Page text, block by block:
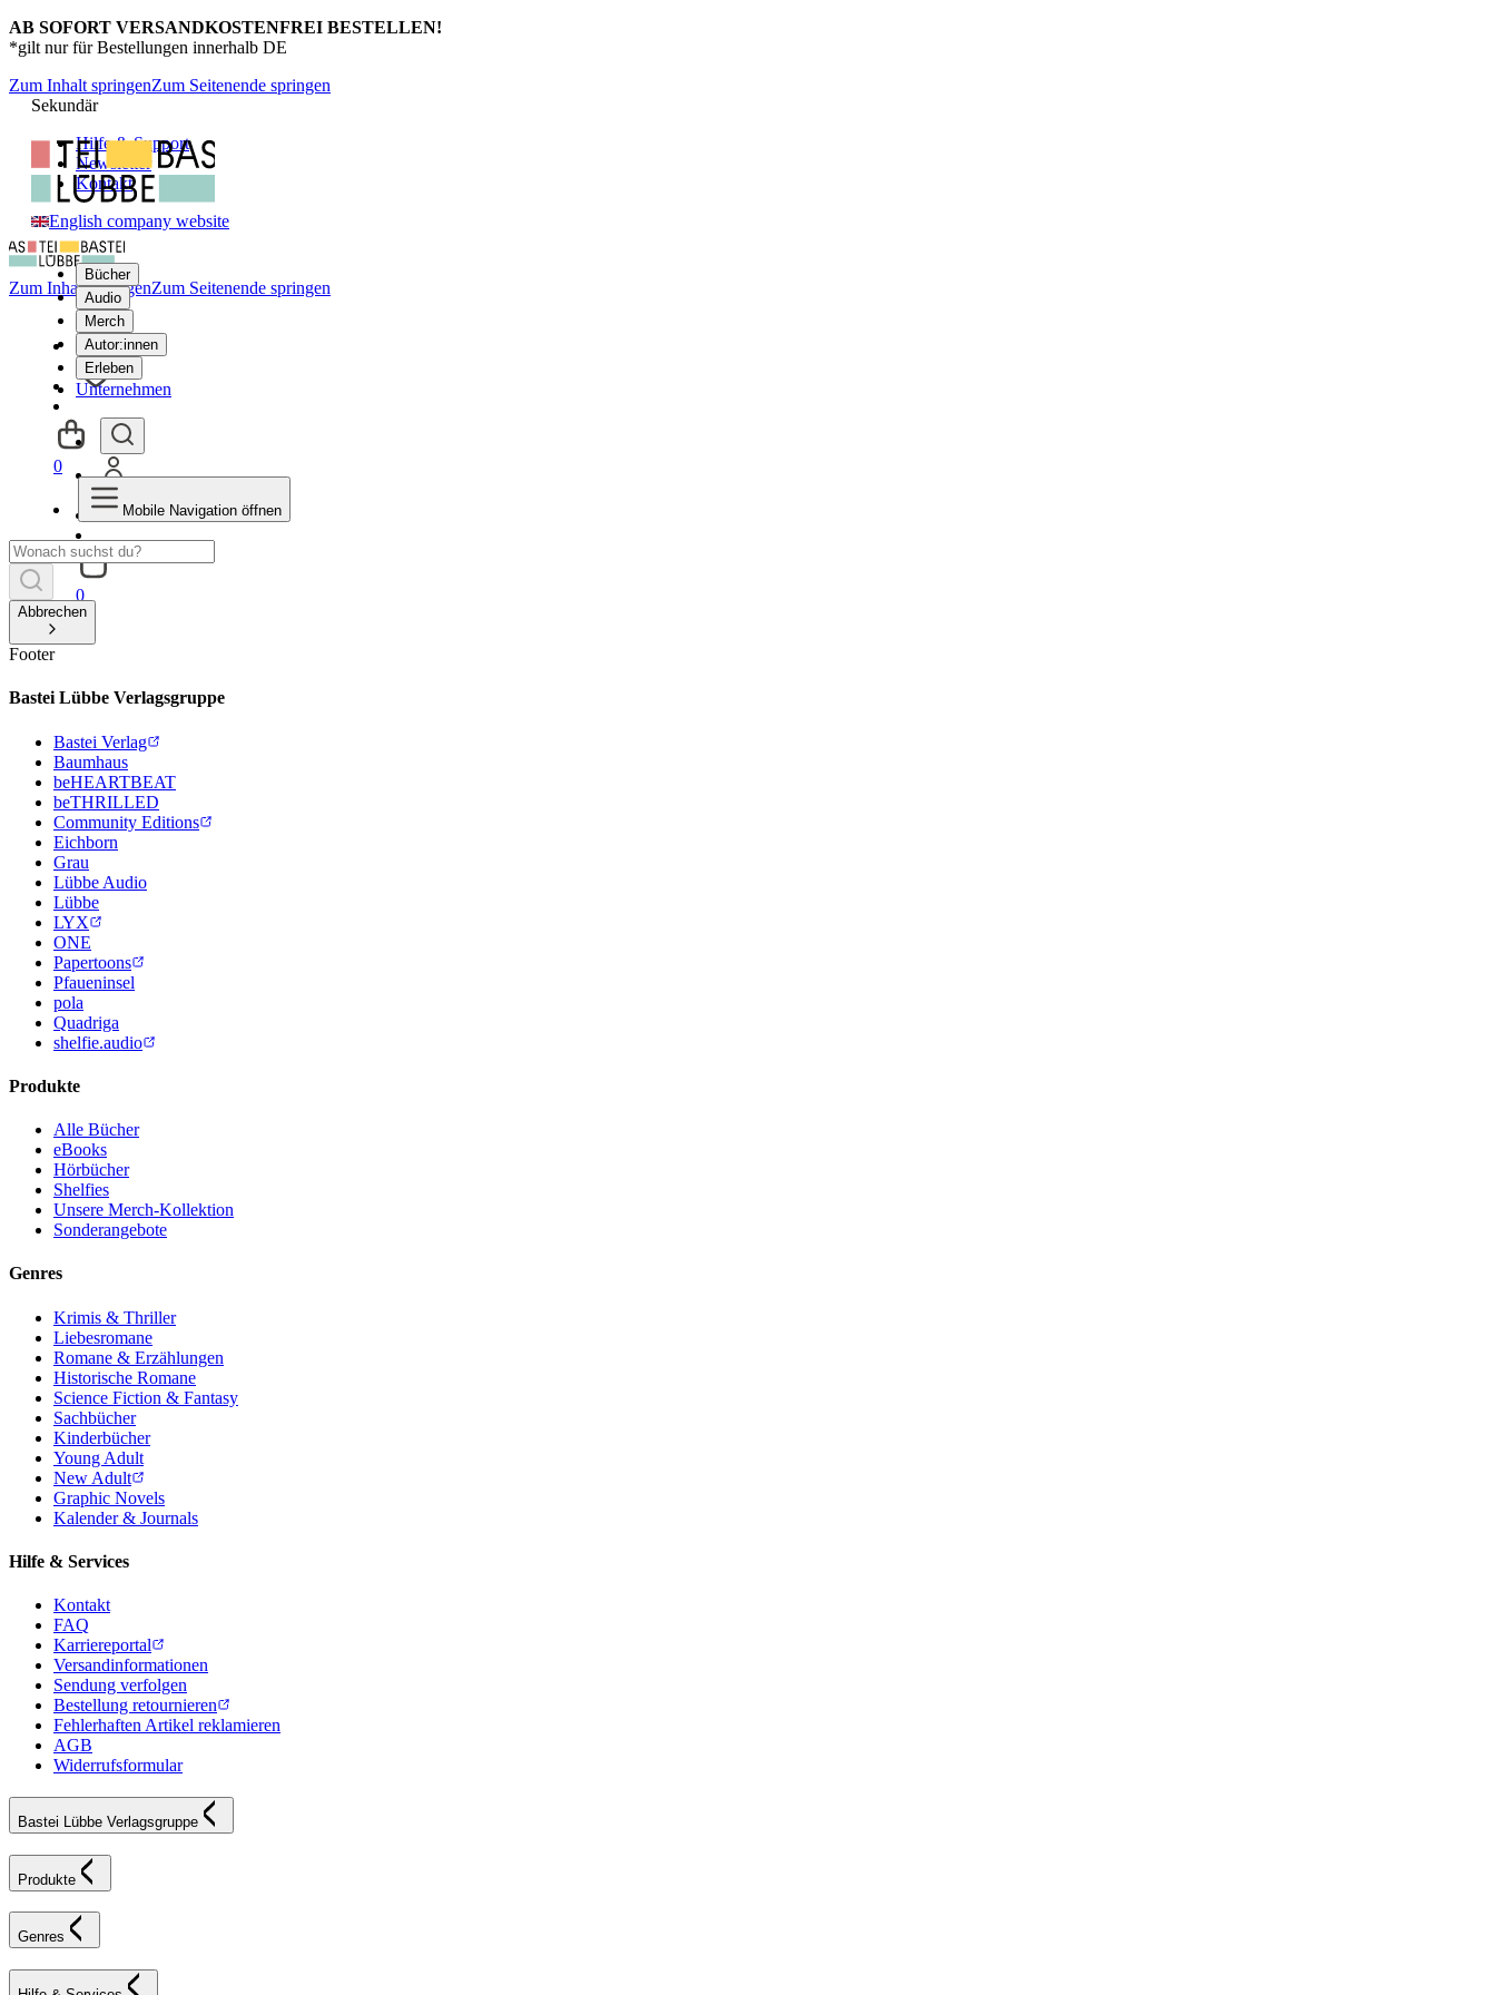
AB SOFORT VERSANDKOSTENFREI BESTELLEN!
*gilt nur für Bestellungen innerhalb DE
Zum Inhalt springenZum Seitenende springen
Sekundär
Hilfe & Support
Newsletter
Kontakt
English company website
Bücher
Audio
Merch
Autor:innen
Erleben
Unternehmen
0
Zum Inhalt springenZum Seitenende springen
0
Mobile Navigation öffnen
Abbrechen
Footer
Bastei Lübbe Verlagsgruppe
Bastei Verlag
Baumhaus
beHEARTBEAT
beTHRILLED
Community Editions
Eichborn
Grau
Lübbe Audio
Lübbe
LYX
ONE
Papertoons
Pfaueninsel
pola
Quadriga
shelfie.audio
Produkte
Alle Bücher
eBooks
Hörbücher
Shelfies
Unsere Merch-Kollektion
Sonderangebote
Genres
Krimis & Thriller
Liebesromane
Romane & Erzählungen
Historische Romane
Science Fiction & Fantasy
Sachbücher
Kinderbücher
Young Adult
New Adult
Graphic Novels
Kalender & Journals
Hilfe & Services
Kontakt
FAQ
Karriereportal
Versandinformationen
Sendung verfolgen
Bestellung retournieren
Fehlerhaften Artikel reklamieren
AGB
Widerrufsformular
Bastei Lübbe Verlagsgruppe
Produkte
Genres